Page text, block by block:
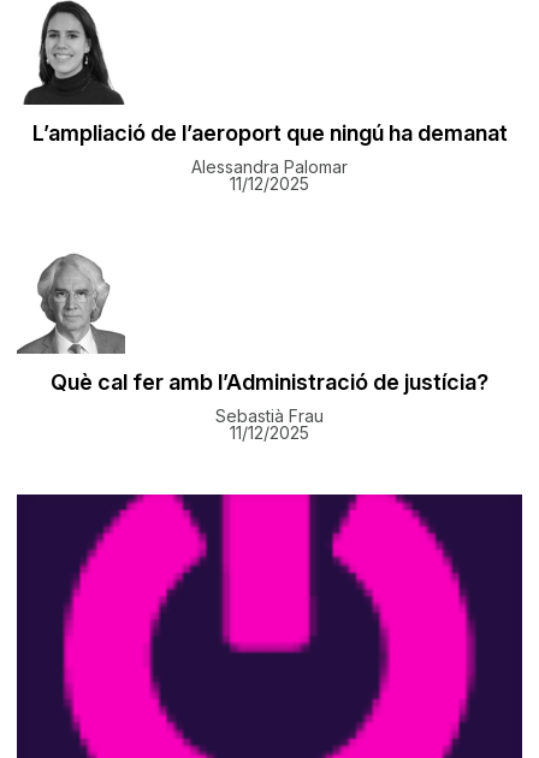
L’ampliació de l’aeroport que ningú ha demanat
Alessandra Palomar
11/12/2025
Què cal fer amb l’Administració de justícia?
Sebastià Frau
11/12/2025